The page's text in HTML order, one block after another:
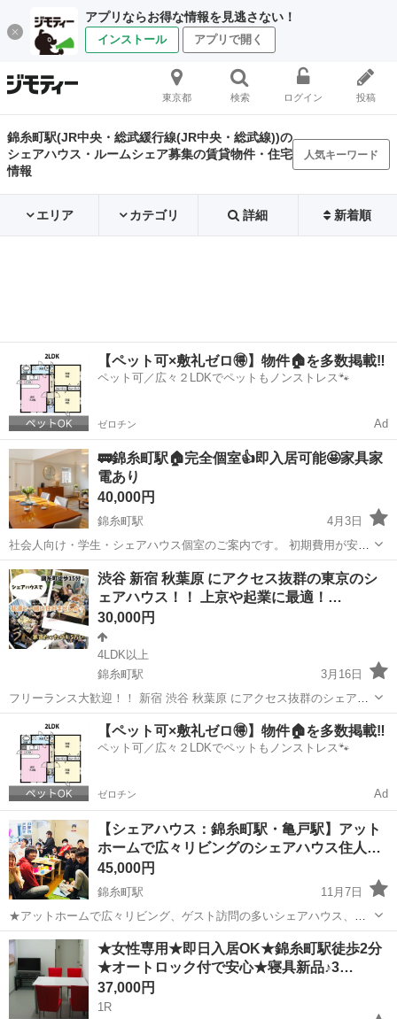
アプリならお得な情報を見逃さない！
インストール アプリで開く
東京都 検索 ログイン 投稿
錦糸町駅(JR中央・総武緩行線(JR中央・総武線))の
シェアハウス・ルームシェア募集の賃貸物件・住宅
情報
人気キーワード
エリア カテゴリ 詳細 新着順
【ペット可×敷礼ゼロ🉐】物件🏠を多数掲載‼️
ペット可／広々２LDKでペットもノンストレス🐾
ゼロチン Ad
🚃錦糸町駅🏠完全個室👍即入居可能🤩家具家
電あり
40,000円
錦糸町駅
4月3日
社会人向け・学生・シェアハウス個室のご案内です。 初期費用が安
く・すぐ入居ができる 「いきなり内見は不安」 「条件が合うか分から
ない」 「写真だけじゃ判断できない」 そんな方のために、公式LINE
でのご...
東京 墨田区 錦糸町駅 シェアハウス 初期
渋谷 新宿 秋葉原 にアクセス抜群の東京のシ
ェアハウス！！ 上京や起業に最適！…
30,000円
4LDK以上
錦糸町駅
3月16日
フリーランス大歓迎！！ 新宿 渋谷 秋葉原 にアクセス抜群のシェアハ
ウスになります！ 上京や起業などに最適！！ リバ邸ならではのクラウ
ドファンディングを活用するコンサルなどもございます！！ フリーラ
ンス、...
錦糸町駅 シェアハウス 徒歩
【ペット可×敷礼ゼロ🉐】物件🏠を多数掲載‼️
ペット可／広々２LDKでペットもノンストレス🐾
ゼロチン Ad
【シェアハウス：錦糸町駅・亀戸駅】アット
ホームで広々リビングのシェアハウス住人…
45,000円
錦糸町駅
11月7日
★アットホームで広々リビング、ゲスト訪問の多いシェアハウス、住
人大募集！！！ https://liverty-house.com/ 本ページをご覧いただき誠
にありがとうございます。 当シェアハウスの名前は「リバ...
東京 江東区 錦糸町駅 シェアハウス 徒歩
★女性専用★即日入居OK★錦糸町駅徒歩2分
★オートロック付で安心★寝具新品♪3…
37,000円
1R